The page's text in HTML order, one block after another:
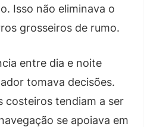
Isso não eliminava o
grosseiros de rumo.
entre dia e noite
tomava decisões.
costeiros tendiam a ser
se apoiava em